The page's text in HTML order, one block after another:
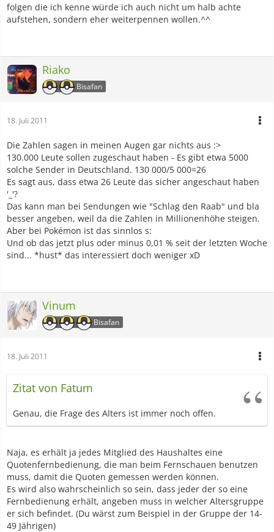
folgen die ich kenne würde ich auch nicht um halb achte
aufstehen, sondern eher weiterpennen wollen.^^
Riako
Bisafan
18. Juli 2011
Die Zahlen sagen in meinen Augen gar nichts aus :>
130.000 Leute sollen zugeschaut haben - Es gibt etwa 5000
solche Sender in Deutschland. 130 000/5 000=26
Es sagt aus, dass etwa 26 Leute das sicher angeschaut haben
'_'?
Das kann man bei Sendungen wie "Schlag den Raab" und bla
besser angeben, weil da die Zahlen in Millionenhöhe steigen.
Aber bei Pokémon ist das sinnlos s:
Und ob das jetzt plus oder minus 0,01 % seit der letzten Woche
sind... *hust* das interessiert doch weniger xD
Vinum
Bisafan
18. Juli 2011
Zitat von Fatum
Genau, die Frage des Alters ist immer noch offen.
Naja, es erhält ja jedes Mitglied des Haushaltes eine
Quotenfernbedienung, die man beim Fernschauen benutzen
muss, damit die Quoten gemessen werden können.
Es wird also wahrscheinlich so sein, dass jeder der so eine
Fernbedienung erhält, angeben muss in welcher Altersgruppe
er sich befindet. (Du wärst zum Beispiel in der Gruppe der 14-
49 Jährigen)